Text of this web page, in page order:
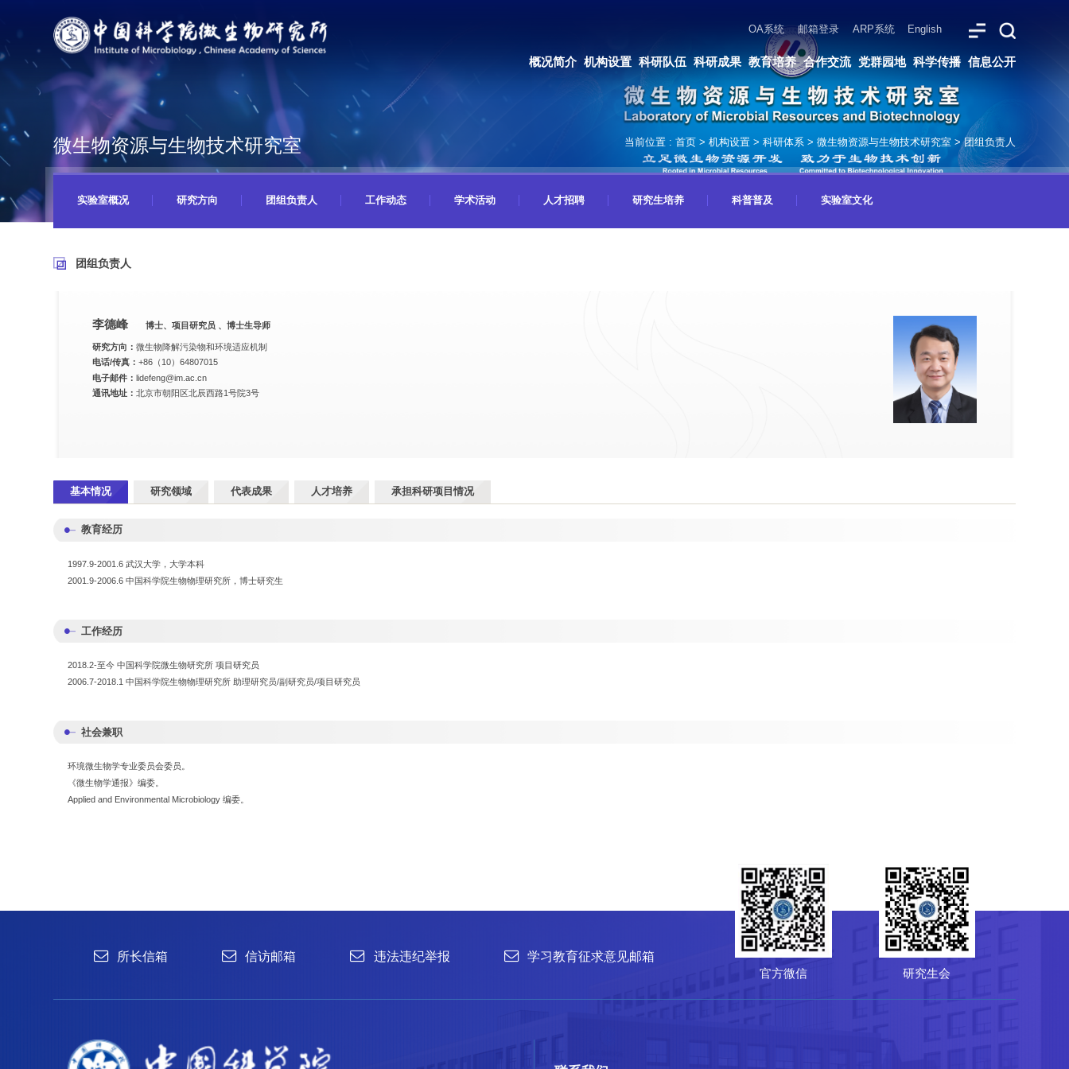
科学传播 信息公开
English
微生物资源与生物技术研究室 当前位置 : 首页 > 机构设置> 科研体系> 微生物资源与生物技术研究室>团组负责人
实验室概况 研究方向 团组负责人 工作动态 学术活动 人才招聘 研究生培养 科普普及 实验室文化
团组负责人
李德峰 博士、项目研究员 、博士生导师
研究方向：微生物降解污染物和环境适应机制
电话/传真：+86（10）64807015
电子邮件：lidefeng@im.ac.cn
通讯地址：北京市朝阳区北辰西路1号院3号
基本情况 研究领域 代表成果 人才培养 承担科研项目情况
教育经历
1997.9-2001.6 武汉大学，大学本科
2001.9-2006.6 中国科学院生物物理研究所，博士研究生
工作经历
2018.2-至今 中国科学院微生物研究所 项目研究员
2006.7-2018.1 中国科学院生物物理研究所 助理研究员/副研究员/项目研究员
社会兼职
环境微生物学专业委员会委员。
《微生物学通报》编委。
Applied and Environmental Microbiology 编委。
所长信箱 信访邮箱
备案序号：京ICP备06066622号-1
京公网安备 11010502044263号
中国普通微生物菌种保藏管理中心（CGMCC）
菌种销售：86-10-64807596
菌种保藏与鉴定：86-10-64807850